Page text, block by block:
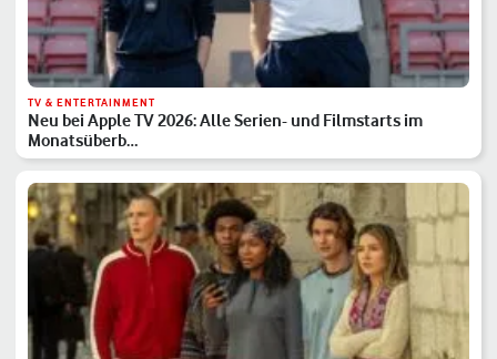
TV & ENTERTAINMENT
Neu bei Apple TV 2026: Alle Serien- und Filmstarts im
Monatsüberb…